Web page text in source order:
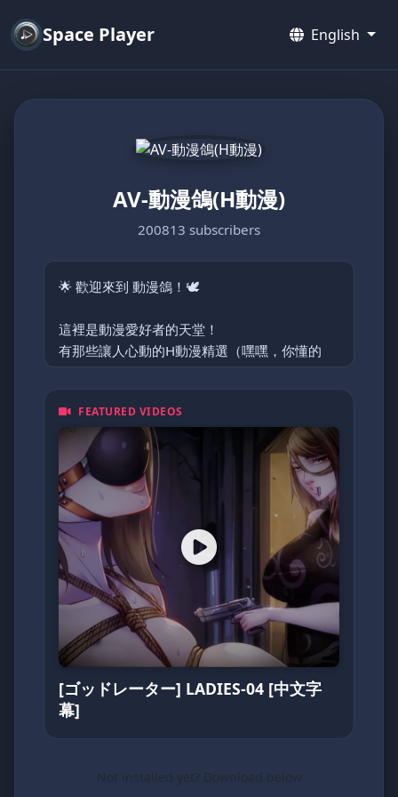
Space Player English
AV-動漫鴿(H動漫)
200813 subscribers
🌟 歡迎來到 動漫鴿！🕊️
這裡是動漫愛好者的天堂！
有那些讓人心動的H動漫精選（嘿嘿，你懂的
主要分類:
裏番、泡麵番、同人作品、Cosplay
無論你是資深二次元住民，
還是剛入坑的新手，動漫鴿都歡迎你一起來嗨！
💥
(不定期更換密碼)
5205566
FEATURED VIDEOS
[ゴッドレーター] LADIES-04 [中文字
幕]
Not installed yet? Download below